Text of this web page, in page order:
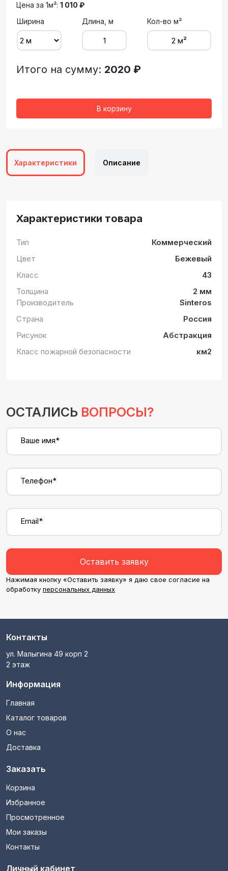
Цена за 1м²: 1 010 ₽
Ширина
Длина, м Кол-во м²
Итого на сумму: 2020 ₽
В корзину
Характеристики Описание
Характеристики товара
Тип
Коммерческий
Цвет
Бежевый
Класс
43
Толщина
2 мм
Производитель
Sinteros
Страна
Россия
Рисунок
Абстракция
Класс пожарной безопасности
км2
ОСТАЛИСЬ ВОПРОСЫ?
Ваше имя*
Телефон*
Email*
Оставить заявку
Нажимая кнопку «Оставить заявку» я даю свое согласие на
обработку персональных данных
Контакты
ул. Малыгина 49 корп 2
2 этаж
Информация
Главная
Каталог товаров
О нас
Доставка
Заказать
Корзина
Избранное
Просмотренное
Мои заказы
Контакты
Личный кабинет